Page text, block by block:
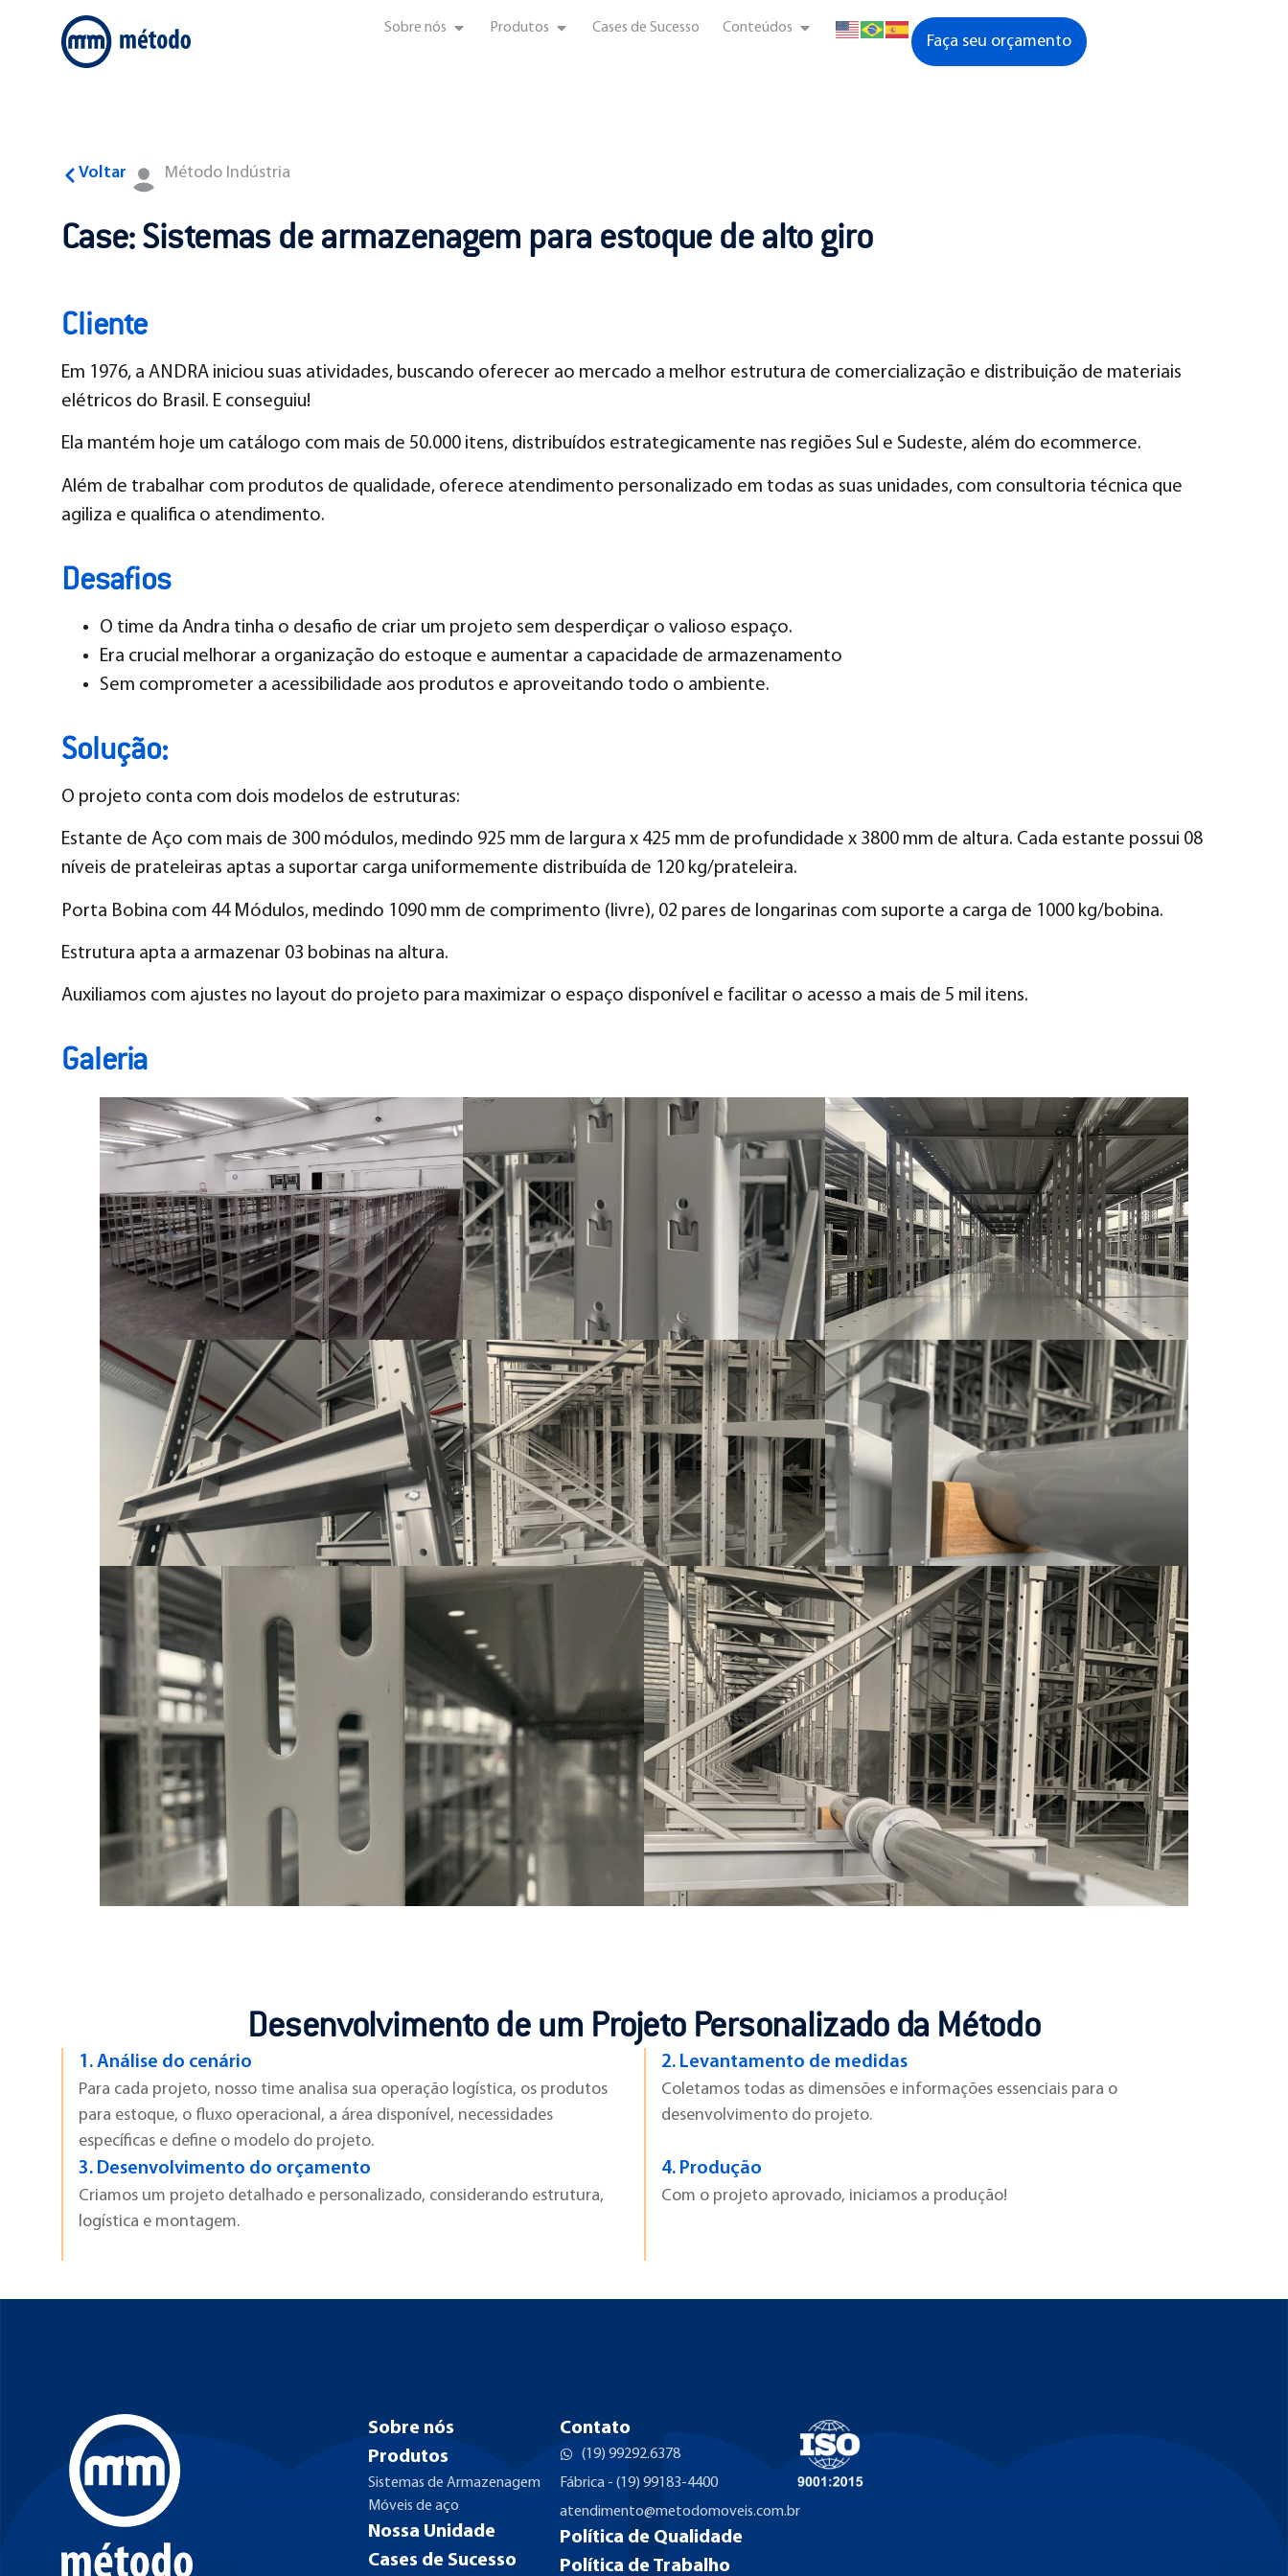
Sobre nós Produtos Cases de Sucesso Conteúdos
Faça seu orçamento
Voltar Método Indústria
Case: Sistemas de armazenagem para estoque de alto giro
Cliente
Em 1976, a ANDRA iniciou suas atividades, buscando oferecer ao mercado a melhor estrutura de comercialização e distribuição de materiais
elétricos do Brasil. E conseguiu!
Ela mantém hoje um catálogo com mais de 50.000 itens, distribuídos estrategicamente nas regiões Sul e Sudeste, além do ecommerce.
Além de trabalhar com produtos de qualidade, oferece atendimento personalizado em todas as suas unidades, com consultoria técnica que
agiliza e qualifica o atendimento.
Desafios
O time da Andra tinha o desafio de criar um projeto sem desperdiçar o valioso espaço.
Era crucial melhorar a organização do estoque e aumentar a capacidade de armazenamento
Sem comprometer a acessibilidade aos produtos e aproveitando todo o ambiente.
Solução:
O projeto conta com dois modelos de estruturas:
Estante de Aço com mais de 300 módulos, medindo 925 mm de largura x 425 mm de profundidade x 3800 mm de altura. Cada estante possui 08
níveis de prateleiras aptas a suportar carga uniformemente distribuída de 120 kg/prateleira.
Porta Bobina com 44 Módulos, medindo 1090 mm de comprimento (livre), 02 pares de longarinas com suporte a carga de 1000 kg/bobina.
Estrutura apta a armazenar 03 bobinas na altura.
Auxiliamos com ajustes no layout do projeto para maximizar o espaço disponível e facilitar o acesso a mais de 5 mil itens.
Galeria
Desenvolvimento de um Projeto Personalizado da Método
1. Análise do cenário
Para cada projeto, nosso time analisa sua operação logística, os produtos
para estoque, o fluxo operacional, a área disponível, necessidades
específicas e define o modelo do projeto.
2. Levantamento de medidas
Coletamos todas as dimensões e informações essenciais para o
desenvolvimento do projeto.
3. Desenvolvimento do orçamento
Criamos um projeto detalhado e personalizado, considerando estrutura,
logística e montagem.
4. Produção
Com o projeto aprovado, iniciamos a produção!
Sobre nós
Produtos
Sistemas de Armazenagem
Móveis de aço
Nossa Unidade
Cases de Sucesso
Contato
(19) 99292.6378
Fábrica - (19) 99183-4400
atendimento@metodomoveis.com.br
Política de Qualidade
Política de Trabalho